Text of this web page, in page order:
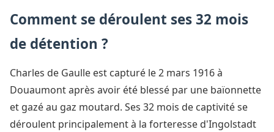
Comment se déroulent ses 32 mois
de détention ?
Charles de Gaulle est capturé le 2 mars 1916 à
Douaumont après avoir été blessé par une baïonnette
et gazé au gaz moutard. Ses 32 mois de captivité se
déroulent principalement à la forteresse d'Ingolstadt